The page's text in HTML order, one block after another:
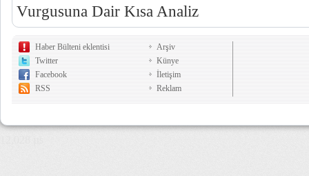
Vurgusuna Dair Kısa Analiz
Haber Bülteni eklentisi
Twitter
Facebook
RSS
Arşiv
Künye
İletişim
Reklam